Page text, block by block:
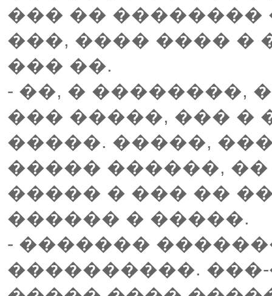
��� ��
���, ���� ���� �
��� ��.
- ��, � ��������,
��� �����, ��� �
�����. �����,
����� ������,
����� � ��� ��
������ � �����.
- �������
����������.